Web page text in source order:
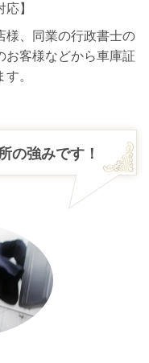
】
様、同業の行政書士の
お客様などから車庫証
。
の強みです！